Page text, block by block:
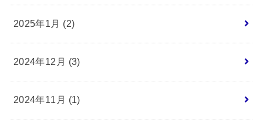
2025年1月 (2)
2024年12月 (3)
2024年11月 (1)